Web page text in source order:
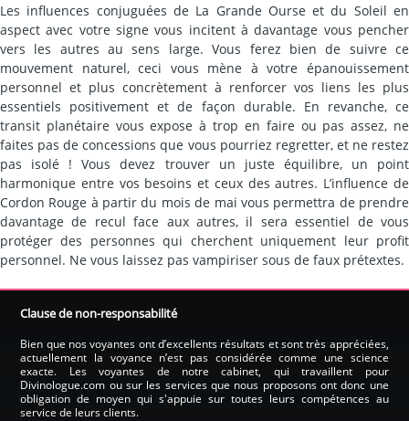
Les influences conjuguées de La Grande Ourse et du Soleil en
aspect avec votre signe vous incitent à davantage vous pencher
vers les autres au sens large. Vous ferez bien de suivre ce
mouvement naturel, ceci vous mène à votre épanouissement
personnel et plus concrètement à renforcer vos liens les plus
essentiels positivement et de façon durable. En revanche, ce
transit planétaire vous expose à trop en faire ou pas assez, ne
faites pas de concessions que vous pourriez regretter, et ne restez
pas isolé ! Vous devez trouver un juste équilibre, un point
harmonique entre vos besoins et ceux des autres. L’influence de
Cordon Rouge à partir du mois de mai vous permettra de prendre
davantage de recul face aux autres, il sera essentiel de vous
protéger des personnes qui cherchent uniquement leur profit
personnel. Ne vous laissez pas vampiriser sous de faux prétextes.
Clause de non-responsabilité
Bien que nos voyantes ont d’excellents résultats et sont très appréciées,
actuellement la voyance n’est pas considérée comme une science
exacte. Les voyantes de notre cabinet, qui travaillent pour
Divinologue.com ou sur les services que nous proposons ont donc une
obligation de moyen qui s'appuie sur toutes leurs compétences au
service de leurs clients.